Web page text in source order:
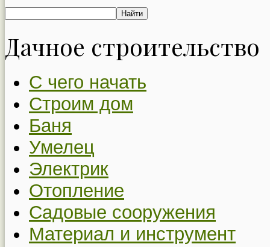
Дачное строительство
С чего начать
Строим дом
Баня
Умелец
Электрик
Отопление
Садовые сооружения
Материал и инструмент